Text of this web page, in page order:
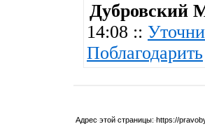
Дубровский
14:08 ::
Поблагодарить
Адрес этой страницы: https://